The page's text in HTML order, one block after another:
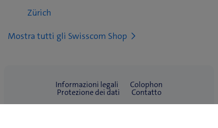
Zürich
Mostra tutti gli Swisscom Shop